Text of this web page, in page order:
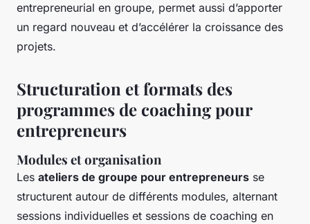
entrepreneurial en groupe, permet aussi d’apporter
un regard nouveau et d’accélérer la croissance des
projets.
Structuration et formats des
programmes de coaching pour
entrepreneurs
Modules et organisation
Les ateliers de groupe pour entrepreneurs se
structurent autour de différents modules, alternant
sessions individuelles et sessions de coaching en